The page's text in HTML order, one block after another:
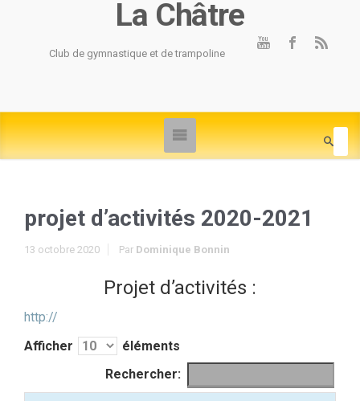
La Châtre
Club de gymnastique et de trampoline
projet d’activités 2020-2021
13 octobre 2020 Par Dominique Bonnin
Projet d’activités :
http://
Afficher
éléments
Rechercher: